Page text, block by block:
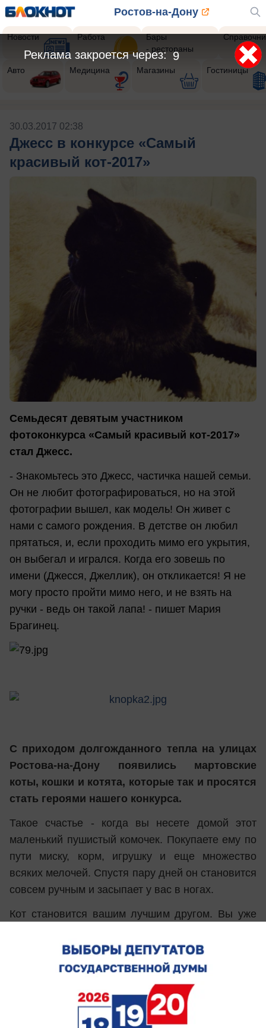
Ростов-на-Дону
Новости Работа
Бары
- рестораны
Авто Медицина Магазины Гостиницы
30.03.2017 02:38
Джесс в конкурсе «Самый
красивый кот-2017»
Семьдесят девятым участником
фотоконкурса «Самый красивый кот-2017»
стал Джесс.
- Знакомьтесь это Джесс, частичка нашей семьи.
Он не любит фотографироваться, но на этой
фотографии вышел, как модель! Он живет с
нами с самого рождения. В детстве он любил
прятаться, и, если проходить мимо его укрытия,
он выбегал и игрался. Когда его зовешь по
имени (Джесся, Джеллик), он откликается! Я не
могу просто пройти мимо него, и не взять на
ручки - ведь он такой лапа! - пишет Мария
Брагинец.
С приходом долгожданного тепла на улицах
Ростова-на-Дону появились мартовские
коты, кошки и котята, которые так и просятся
стать героями нашего конкурса.
Такое счастье - когда вы несете домой этот
маленький пушистый комочек. Покупаете ему по
пути миску, корм, игрушку и еще множество
всяких мелочей. Спустя пару дней он становится
совсем ручным и засыпает у вас в ногах.
Кот становится вашим лучшим другом. Вы уже
фотографировать его, снимать забавные видео
с его участием. Информационный портал
«Блокнот Ростова» дает вам возможность
показать своего любимого питомца во всей
8
Реклама закроется через: